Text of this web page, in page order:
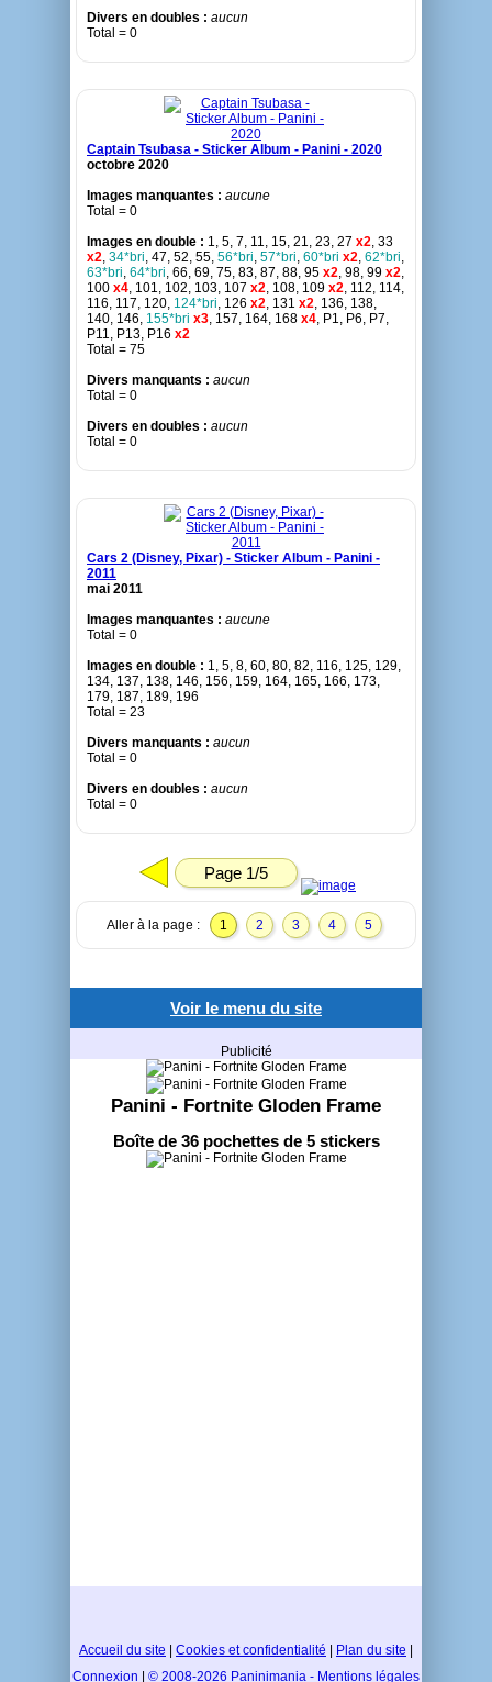
Divers en doubles : aucun
Total = 0
Captain Tsubasa - Sticker Album - Panini - 2020
octobre 2020
Images manquantes : aucune
Total = 0
Images en double : 1, 5, 7, 11, 15, 21, 23, 27 x2, 33
x2, 34*bri, 47, 52, 55, 56*bri, 57*bri, 60*bri x2, 62*bri,
63*bri, 64*bri, 66, 69, 75, 83, 87, 88, 95 x2, 98, 99 x2,
100 x4, 101, 102, 103, 107 x2, 108, 109 x2, 112, 114,
116, 117, 120, 124*bri, 126 x2, 131 x2, 136, 138,
140, 146, 155*bri x3, 157, 164, 168 x4, P1, P6, P7,
P11, P13, P16 x2
Total = 75
Divers manquants : aucun
Total = 0
Divers en doubles : aucun
Total = 0
Cars 2 (Disney, Pixar) - Sticker Album - Panini -
2011
mai 2011
Images manquantes : aucune
Total = 0
Images en double : 1, 5, 8, 60, 80, 82, 116, 125, 129,
134, 137, 138, 146, 156, 159, 164, 165, 166, 173,
179, 187, 189, 196
Total = 23
Divers manquants : aucun
Total = 0
Divers en doubles : aucun
Total = 0
Page 1/5
Aller à la page : 1 2 3 4 5
Voir le menu du site
Publicité
Panini - Fortnite Gloden Frame
Boîte de 36 pochettes de 5 stickers
Accueil du site Cookies et confidentialité Plan du site
Connexion
© 2008-2026 Paninimania - Mentions légales